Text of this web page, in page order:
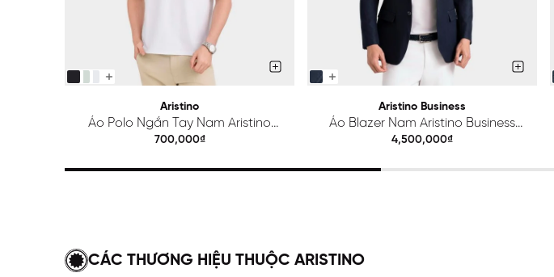
Aristino
Áo Polo Ngắn Tay Nam Aristino
Regular APS615EDP01
700,000₫
Aristino Business
Áo Blazer Nam Aristino Business
Premio 1BZ201S0H2
4,500,000₫
CÁC THƯƠNG HIỆU THUỘC ARISTINO